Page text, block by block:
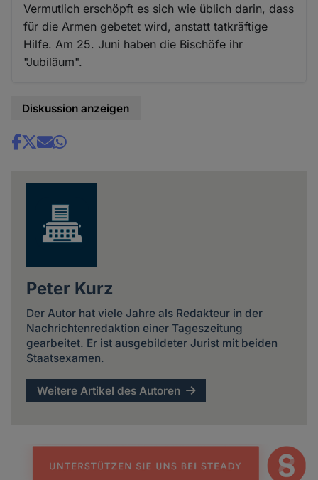
Vermutlich erschöpft es sich wie üblich darin, dass
für die Armen gebetet wird, anstatt tatkräftige
Hilfe. Am 25. Juni haben die Bischöfe ihr
"Jubiläum".
Diskussion anzeigen
Share
Peter Kurz
Der Autor hat viele Jahre als Redakteur in der
Nachrichtenredaktion einer Tageszeitung
gearbeitet. Er ist ausgebildeter Jurist mit beiden
Staatsexamen.
Weitere Artikel des Autoren